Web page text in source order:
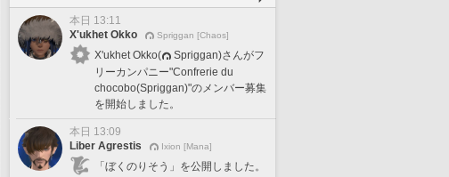
本日 13:11
X'ukhet Okko
Spriggan [Chaos]
X'ukhet Okko(
Spriggan)さんがフ
リーカンパニー"Confrerie du
chocobo(Spriggan)"のメンバー募集
を開始しました。
本日 13:09
Liber Agrestis
Ixion [Mana]
「ぼくのりそう」を公開しました。